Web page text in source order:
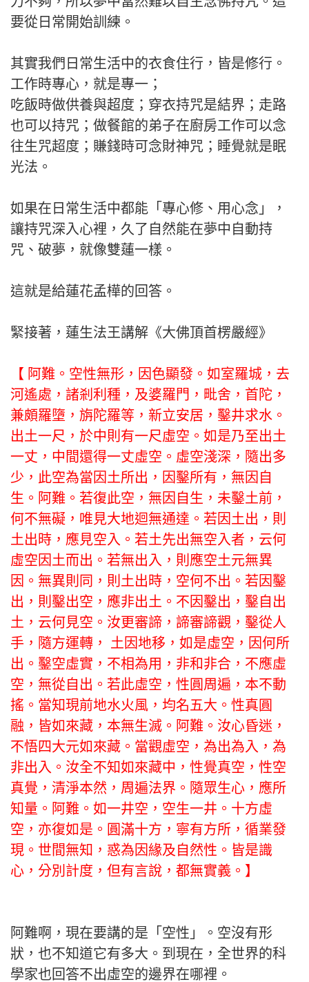
要從日常開始訓練。
其實我們日常生活中的衣食住行，皆是修行。
工作時專心，就是專一；
吃飯時做供養與超度；穿衣持咒是結界；走路
也可以持咒；做餐館的弟子在廚房工作可以念
往生咒超度；賺錢時可念財神咒；睡覺就是眠
光法。
如果在日常生活中都能「專心修、用心念」，
讓持咒深入心裡，久了自然能在夢中自動持
咒、破夢，就像雙蓮一樣。
這就是給蓮花孟樺的回答。
緊接著，蓮生法王講解《大佛頂首楞嚴經》
【 阿難。空性無形，因色顯發。如室羅城，去
河遙處，諸剎利種，及婆羅門，毗舍，首陀，
兼頗羅墮，旃陀羅等，新立安居，鑿井求水。
出土一尺，於中則有一尺虛空。如是乃至出土
一丈，中間還得一丈虛空。虛空淺深，隨出多
少，此空為當因土所出，因鑿所有，無因自
生。阿難。若復此空，無因自生，未鑿土前，
何不無礙，唯見大地迴無通達。若因土出，則
土出時，應見空入。若土先出無空入者，云何
虛空因土而出。若無出入，則應空土元無異
因。無異則同，則土出時，空何不出。若因鑿
出，則鑿出空，應非出土。不因鑿出，鑿自出
土，云何見空。汝更審諦，諦審諦觀，鑿從人
手，隨方運轉， 土因地移，如是虛空，因何所
出。鑿空虛實，不相為用，非和非合，不應虛
空，無從自出。若此虛空，性圓周遍，本不動
搖。當知現前地水火風，均名五大。性真圓
融，皆如來藏，本無生滅。阿難。汝心昏迷，
不悟四大元如來藏。當觀虛空，為出為入，為
非出入。汝全不知如來藏中，性覺真空，性空
真覺，清淨本然，周遍法界。隨眾生心，應所
知量。阿難。如一井空，空生一井。十方虛
空，亦復如是。圓滿十方，寧有方所，循業發
現。世間無知，惑為因緣及自然性。皆是識
心，分別計度，但有言說，都無實義。】
阿難啊，現在要講的是「空性」。空沒有形
狀，也不知道它有多大。到現在，全世界的科
學家也回答不出虛空的邊界在哪裡。